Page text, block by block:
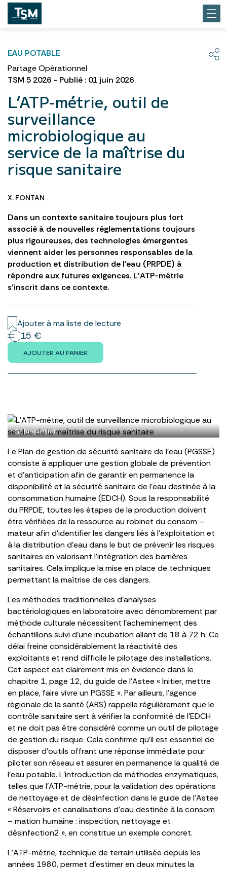
EAU POTABLE
Partage Opérationnel
TSM 5 2026 - Publié : 01 juin 2026
L’ATP-métrie, outil de
surveillance
microbiologique au
service de la maîtrise du
risque sanitaire
X. FONTAN
Dans un contexte sanitaire toujours plus fort
associé à de nouvelles réglementations toujours
plus rigoureuses, des technologies émergentes
viennent aider les personnes responsables de la
production et distribution de l’eau (PRPDE) à
répondre aux futures exigences. L’ATP-métrie
s’inscrit dans ce contexte.
Ajouter à ma liste de lecture
15 €
AJOUTER AU PANIER
GL Biocontrol
Le Plan de gestion de sécurité sanitaire de l’eau (PGSSE)
consiste à appliquer une gestion globale de prévention
et d’anticipation afin de garantir en permanence la
disponibilité et la sécurité sanitaire de l’eau destinée à la
consommation humaine (EDCH). Sous la responsabilité
du PRPDE, toutes les étapes de la production doivent
être vérifiées de la ressource au robinet du consom –
mateur afin d’identifier les dangers liés à l’exploitation et
à la distribution d’eau dans le but de prévenir les risques
sanitaires en valorisant l’intégration des barrières
sanitaires. Cela implique la mise en place de techniques
permettant la maîtrise de ces dangers.
Les méthodes traditionnelles d’analyses
bactériologiques en laboratoire avec dénombrement par
méthode culturale nécessitent l’acheminement des
échantillons suivi d’une incubation allant de 18 à 72 h. Ce
délai freine considérablement la réactivité des
exploitants et rend difficile le pilotage des installations.
Cet aspect est clairement mis en évidence dans le
chapitre 1, page 12, du guide de l’Astee « Initier, mettre
en place, faire vivre un PGSSE ». Par ailleurs, l’agence
régionale de la santé (ARS) rappelle régulièrement que le
contrôle sanitaire sert à vérifier la conformité de l’EDCH
et ne doit pas être considéré comme un outil de pilotage
de gestion du risque. Cela confirme qu’il est essentiel de
disposer d’outils offrant une réponse immédiate pour
piloter son réseau et assurer en permanence la qualité de
l’eau potable. L’introduction de méthodes enzymatiques,
telles que l’ATP-métrie, pour la validation des opérations
de nettoyage et de désinfection dans le guide de l’Astee
« Réservoirs et canalisations d’eau destinée à la consom
– mation humaine : inspection, nettoyage et
désinfection2 », en constitue un exemple concret.
L’ATP-métrie, technique de terrain utilisée depuis les
années 1980, permet d’estimer en deux minutes la